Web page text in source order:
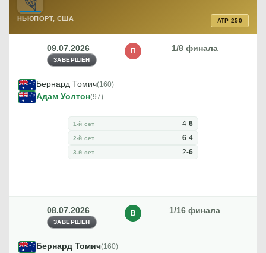
НЬЮПОРТ, США ATP 250
09.07.2026
ЗАВЕРШЁН
1/8 финала
П
Бернард Томич(160)
Адам Уолтон(97)
1-й сет 4-6
2-й сет 6-4
3-й сет 2-6
08.07.2026
ЗАВЕРШЁН
1/16 финала
В
Бернард Томич(160)